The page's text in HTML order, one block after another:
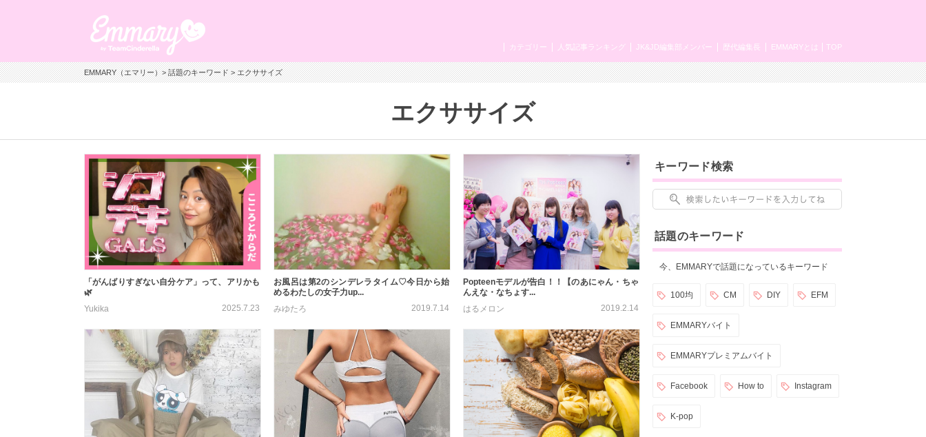
TOP
EMMARYとは
歴代編集長
JK&JD編集部メンバー
人気記事ランキング
カテゴリー
EMMARY（エマリー）>話題のキーワード> エクササイズ
エクササイズ
「がんばりすぎない自分ケア」って、アリかも
🌿
Yukika
2025.7.23
お風呂は第2のシンデレラタイム♡今日から始
めるわたしの女子力up...
みゆたろ
2019.7.14
Popteenモデルが告白！！【のあにゃん・ちゃ
んえな・なちょす...
はるメロン
2019.2.14
キーワード検索
話題のキーワード
今、EMMARYで話題になっているキーワード
100均 CM DIY EFM
EMMARYバイト
EMMARYプレミアムバイト
Facebook How to Instagram
K-pop